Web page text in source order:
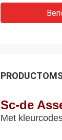
Sc-de
Met